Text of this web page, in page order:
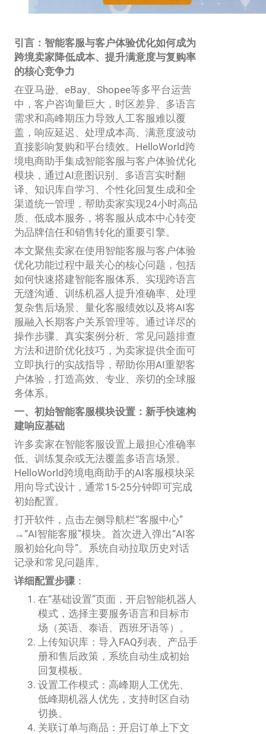
引言：智能客服与客户体验优化如何成为
跨境卖家降低成本、提升满意度与复购率
的核心竞争力
在亚马逊、eBay、Shopee等多平台运营
中，客户咨询量巨大，时区差异、多语言
需求和高峰期压力导致人工客服难以覆
盖，响应延迟、处理成本高、满意度波动
直接影响复购和平台绩效。HelloWorld跨
境电商助手集成智能客服与客户体验优化
模块，通过AI意图识别、多语言实时翻
译、知识库自学习、个性化回复生成和全
渠道统一管理，帮助卖家实现24小时高品
质、低成本服务，将客服从成本中心转变
为品牌信任和销售转化的重要引擎。
本文聚焦卖家在使用智能客服与客户体验
优化功能过程中最关心的核心问题，包括
如何快速搭建智能客服体系、实现跨语言
无缝沟通、训练机器人提升准确率、处理
复杂售后场景、量化客服绩效以及将AI客
服融入长期客户关系管理等。通过详尽的
操作步骤、真实案例分析、常见问题排查
方法和进阶优化技巧，为卖家提供全面可
立即执行的实战指导，帮助你用AI重塑客
户体验，打造高效、专业、亲切的全球服
务体系。
一、初始智能客服模块设置：新手快速构
建响应基础
许多卖家在智能客服设置上最担心准确率
低、训练复杂或无法覆盖多语言场景。
HelloWorld跨境电商助手的AI客服模块采
用向导式设计，通常15-25分钟即可完成
初始配置。
打开软件，点击左侧导航栏“客服中心”
→“AI智能客服”模块。首次进入弹出“AI客
服初始化向导”。系统自动拉取历史对话
记录和常见问题库。
详细配置步骤 ：
在“基础设置”页面，开启智能机器人
模式，选择主要服务语言和目标市
场（英语、泰语、西班牙语等）。
上传知识库：导入FAQ列表、产品手
册和售后政策，系统自动生成初始
回复模板。
设置工作模式：高峰期人工优先、
低峰期机器人优先，支持时区自动
切换。
关联订单与商品：开启订单上下文